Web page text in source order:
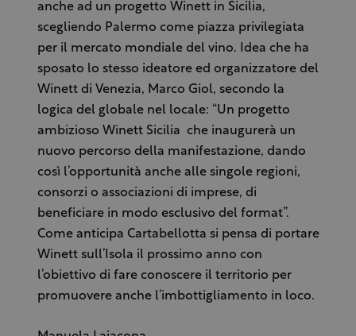
anche ad un progetto Winett in Sicilia,
scegliendo Palermo come piazza privilegiata
per il mercato mondiale del vino. Idea che ha
sposato lo stesso ideatore ed organizzatore del
Winett di Venezia, Marco Giol, secondo la
logica del globale nel locale: “Un progetto
ambizioso Winett Sicilia che inaugurerà un
nuovo percorso della manifestazione, dando
così l’opportunità anche alle singole regioni,
consorzi o associazioni di imprese, di
beneficiare in modo esclusivo del format”.
Come anticipa Cartabellotta si pensa di portare
Winett sull’Isola il prossimo anno con
l’obiettivo di fare conoscere il territorio per
promuovere anche l’imbottigliamento in loco.